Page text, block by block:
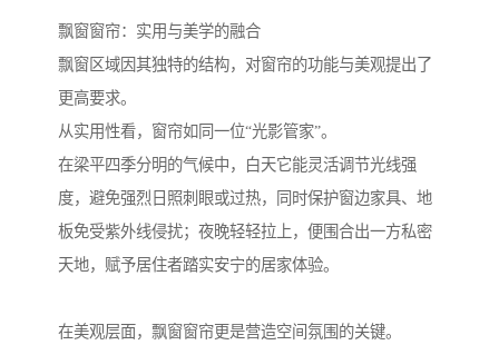
飘窗窗帘：实用与美学的融合
飘窗区域因其独特的结构，对窗帘的功能与美观提出了
更高要求。
从实用性看，窗帘如同一位“光影管家”。
在梁平四季分明的气候中，白天它能灵活调节光线强
度，避免强烈日照刺眼或过热，同时保护窗边家具、地
板免受紫外线侵扰；夜晚轻轻拉上，便围合出一方私密
天地，赋予居住者踏实安宁的居家体验。
在美观层面，飘窗窗帘更是营造空间氛围的关键。